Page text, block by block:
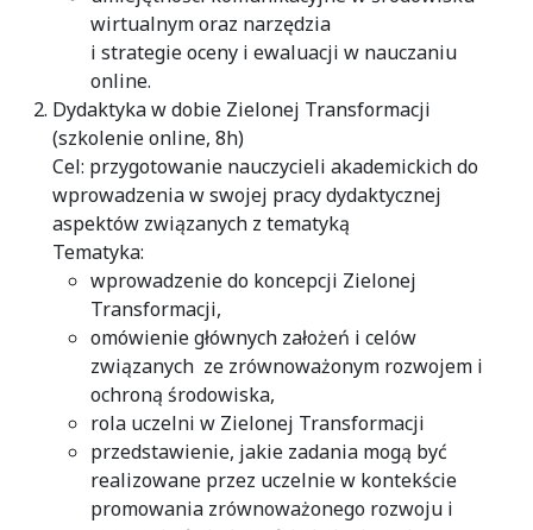
wirtualnym oraz narzędzia
i strategie oceny i ewaluacji w nauczaniu
online.
Dydaktyka w dobie Zielonej Transformacji
(szkolenie online, 8h)
Cel: przygotowanie nauczycieli akademickich do
wprowadzenia w swojej pracy dydaktycznej
aspektów związanych z tematyką
Tematyka:
wprowadzenie do koncepcji Zielonej
Transformacji,
omówienie głównych założeń i celów
związanych ze zrównoważonym rozwojem i
ochroną środowiska,
rola uczelni w Zielonej Transformacji
przedstawienie, jakie zadania mogą być
realizowane przez uczelnie w kontekście
promowania zrównoważonego rozwoju i